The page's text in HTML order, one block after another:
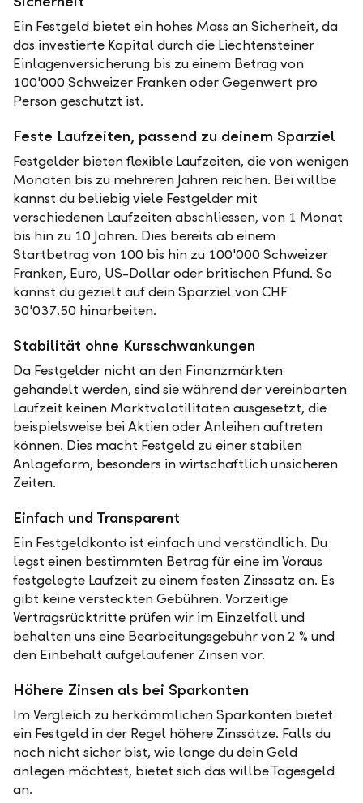
Ein Festgeld bietet ein hohes Mass an Sicherheit, da
das investierte Kapital durch die Liechtensteiner
Einlagenversicherung bis zu einem Betrag von
100'000 Schweizer Franken oder Gegenwert pro
Person geschützt ist.
Feste Laufzeiten, passend zu deinem Sparziel
Festgelder bieten flexible Laufzeiten, die von wenigen
Monaten bis zu mehreren Jahren reichen. Bei willbe
kannst du beliebig viele Festgelder mit
verschiedenen Laufzeiten abschliessen, von 1 Monat
bis hin zu 10 Jahren. Dies bereits ab einem
Startbetrag von 100 bis hin zu 100'000 Schweizer
Franken, Euro, US-Dollar oder britischen Pfund. So
kannst du gezielt auf dein Sparziel von CHF
30'037.50 hinarbeiten.
Stabilität ohne Kursschwankungen
Da Festgelder nicht an den Finanzmärkten
gehandelt werden, sind sie während der vereinbarten
Laufzeit keinen Marktvolatilitäten ausgesetzt, die
beispielsweise bei Aktien oder Anleihen auftreten
können. Dies macht Festgeld zu einer stabilen
Anlageform, besonders in wirtschaftlich unsicheren
Zeiten.
Einfach und Transparent
Ein Festgeldkonto ist einfach und verständlich. Du
legst einen bestimmten Betrag für eine im Voraus
festgelegte Laufzeit zu einem festen Zinssatz an. Es
gibt keine versteckten Gebühren. Vorzeitige
Vertragsrücktritte prüfen wir im Einzelfall und
behalten uns eine Bearbeitungsgebühr von 2 % und
den Einbehalt aufgelaufener Zinsen vor.
Höhere Zinsen als bei Sparkonten
Im Vergleich zu herkömmlichen Sparkonten bietet
ein Festgeld in der Regel höhere Zinssätze. Falls du
noch nicht sicher bist, wie lange du dein Geld
anlegen möchtest, bietet sich das willbe Tagesgeld
an.